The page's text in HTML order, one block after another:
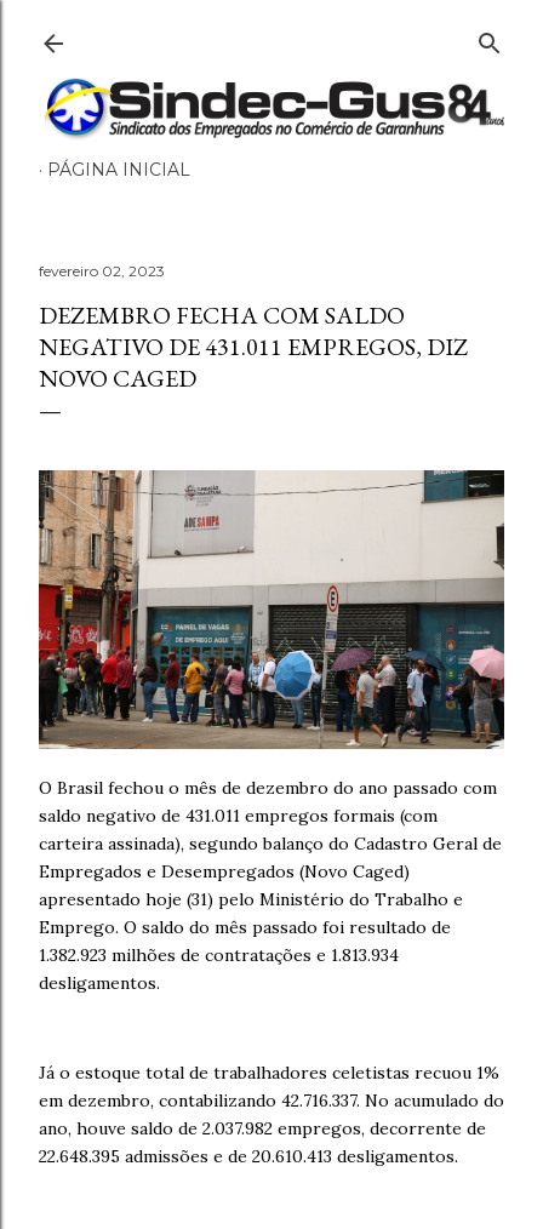
PÁGINA INICIAL
fevereiro 02, 2023
DEZEMBRO FECHA COM SALDO
NEGATIVO DE 431.011 EMPREGOS, DIZ
NOVO CAGED
O Brasil fechou o mês de dezembro do ano passado com
saldo negativo de 431.011 empregos formais (com
carteira assinada), segundo balanço do Cadastro Geral de
Empregados e Desempregados (Novo Caged)
apresentado hoje (31) pelo Ministério do Trabalho e
Emprego. O saldo do mês passado foi resultado de
1.382.923 milhões de contratações e 1.813.934
desligamentos.
Já o estoque total de trabalhadores celetistas recuou 1%
em dezembro, contabilizando 42.716.337. No acumulado do
ano, houve saldo de 2.037.982 empregos, decorrente de
22.648.395 admissões e de 20.610.413 desligamentos.